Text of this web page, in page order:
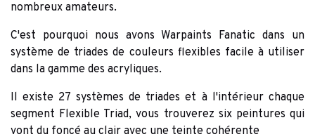
nombreux amateurs.
C'est pourquoi nous avons Warpaints Fanatic dans un
système de triades de couleurs flexibles facile à utiliser
dans la gamme des acryliques.
Il existe 27 systèmes de triades et à l'intérieur chaque
segment Flexible Triad, vous trouverez six peintures qui
vont du foncé au clair avec une teinte cohérente